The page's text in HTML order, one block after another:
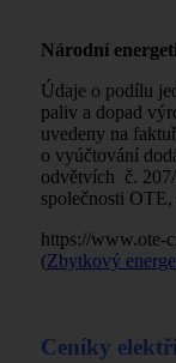
Národní
Údaje o podílu
paliv a dopad
uvedeny na
o vyúčtování
odvětvích č.
společnosti OTE,
https://www.ote-
(Zbytkový
Ceníky